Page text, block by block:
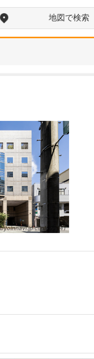
地図で検索
ていただけるようなクリ
ニックになれるよう、私